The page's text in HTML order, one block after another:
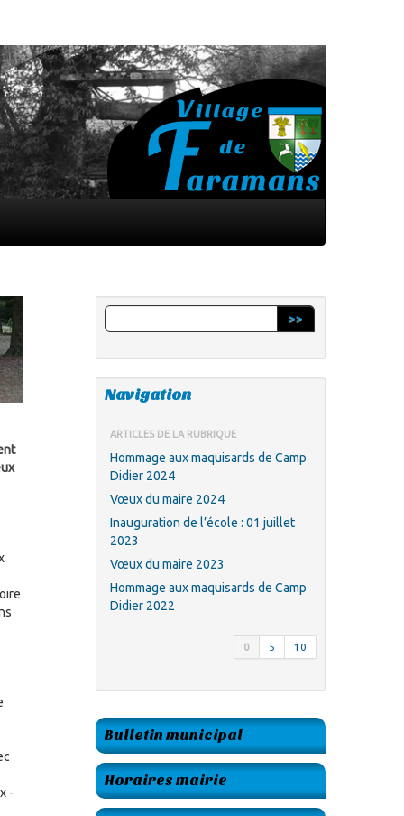
-
>>
Navigation
ARTICLES DE LA RUBRIQUE
Hommage aux maquisards de Camp
Didier 2024
Vœux du maire 2024
Inauguration de l’école : 01 juillet
2023
Vœux du maire 2023
Hommage aux maquisards de Camp
Didier 2022
0 5 10
Bulletin municipal
Horaires mairie